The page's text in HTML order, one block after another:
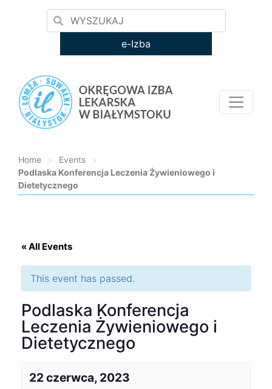
e-Izba
Home > Events
>
Podlaska Konferencja Leczenia Żywieniowego i
Dietetycznego
« All Events
This event has passed.
Podlaska Konferencja
Leczenia Żywieniowego i
Dietetycznego
22 czerwca, 2023